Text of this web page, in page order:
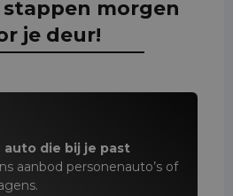
stappen morgen
je deur!
auto die bij je past
aanbod personenauto’s of